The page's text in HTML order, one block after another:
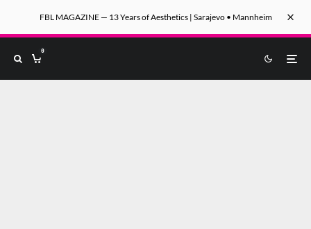
FBL MAGAZINE — 13 Years of Aesthetics | Sarajevo • Mannheim
0